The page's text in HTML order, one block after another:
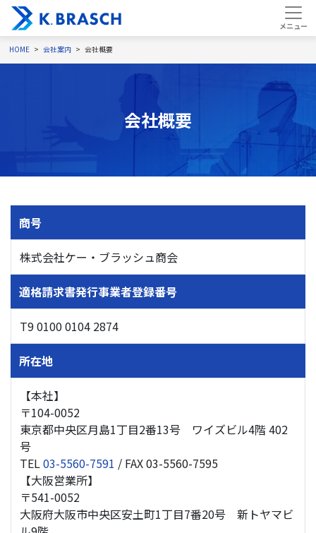
HOME 会社案内 会社概要
会社概要
商号
株式会社ケー・ブラッシュ商会
適格請求書発行事業者登録番号
T9 0100 0104 2874
所在地
【本社】
〒104-0052
東京都中央区月島1丁目2番13号 ワイズビル4階 402
号
TEL03-5560-7591 / FAX 03-5560-7595
【大阪営業所】
〒541-0052
大阪府大阪市中央区安土町1丁目7番20号 新トヤマビ